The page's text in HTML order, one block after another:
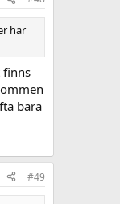
har
finns
bara
#49